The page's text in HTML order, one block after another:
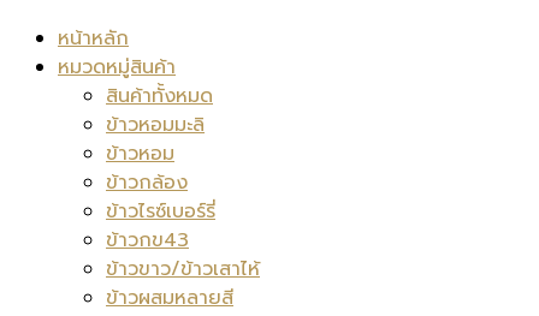
หน้าหลัก
หมวดหมู่สินค้า
สินค้าทั้งหมด
ข้าวหอมมะลิ
ข้าวหอม
ข้าวกล้อง
ข้าวไรซ์เบอร์รี่
ข้าวกข43
ข้าวขาว/ข้าวเสาไห้
ข้าวผสมหลายสี